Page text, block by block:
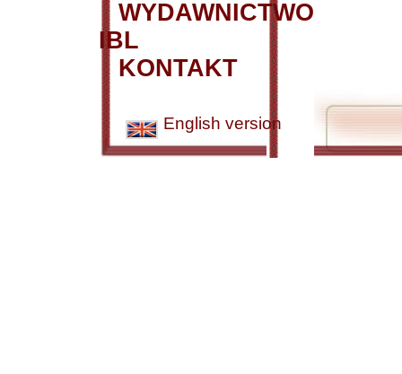
WYDAWNICTWO
IBL
KONTAKT
English version